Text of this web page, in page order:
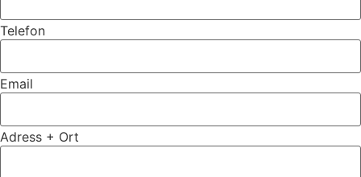
Telefon
Email
Adress + Ort